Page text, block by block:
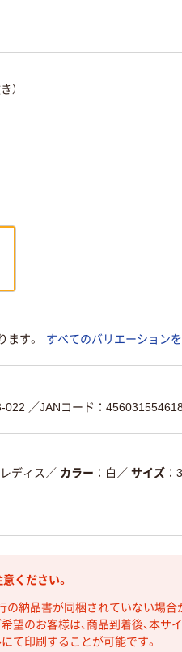
）
ます。
すべてのバリエーション
022 ／JANコード：
レディス ／ カラー 白 ／ サイズ
ください。
の納品書が同梱されていない場合
望のお客様は、商品到着後、本サ
て印刷することが可能です。